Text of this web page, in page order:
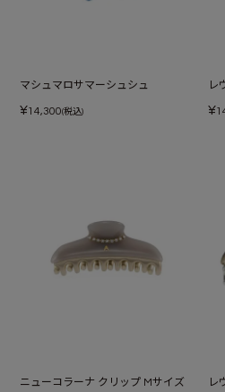
マシュマロサマーシュシュ
¥14,300(税込)
レ
¥
ニューコラーナ クリップ Mサイズ レ